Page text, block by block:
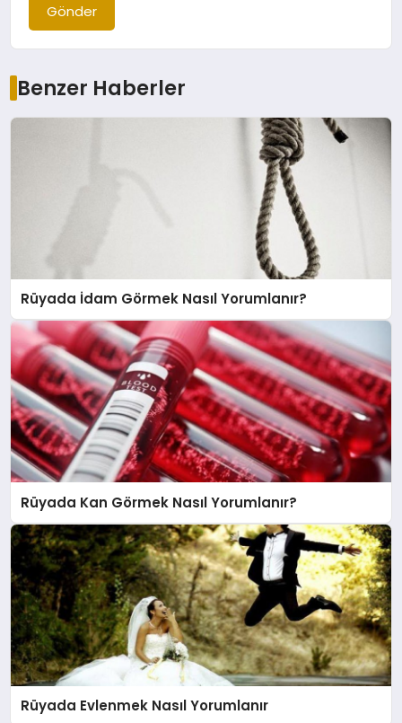
Gönder
Benzer Haberler
Rüyada İdam Görmek Nasıl Yorumlanır?
Rüyada Kan Görmek Nasıl Yorumlanır?
Rüyada Evlenmek Nasıl Yorumlanır